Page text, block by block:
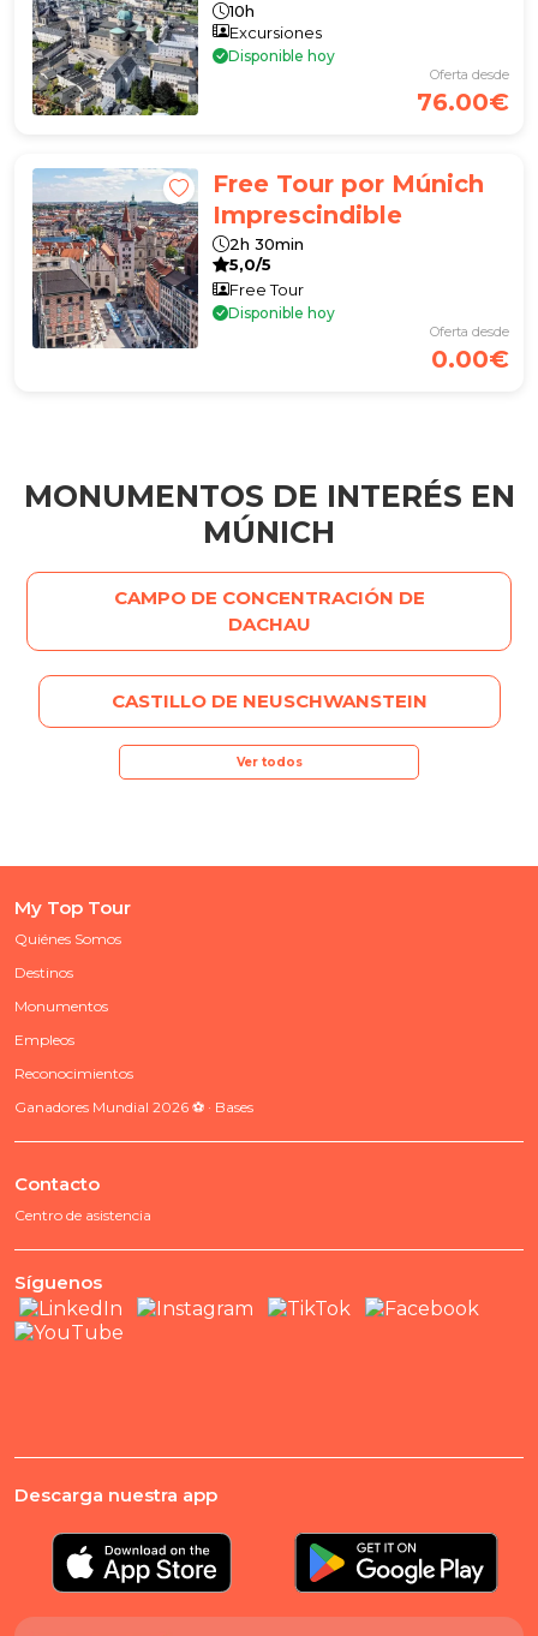
10h
Excursiones
Disponible hoy
Oferta desde
76.00€
Free Tour por Múnich
Imprescindible
2h 30min
5,0/5
Free Tour
Disponible hoy
Oferta desde
0.00€
MONUMENTOS DE INTERÉS EN
MÚNICH
CAMPO DE CONCENTRACIÓN DE
DACHAU
CASTILLO DE NEUSCHWANSTEIN
Ver todos
My Top Tour
Quiénes Somos
Destinos
Monumentos
Empleos
Reconocimientos
Ganadores Mundial 2026 ⚽ · Bases
Contacto
Centro de asistencia
Síguenos
Descarga nuestra app